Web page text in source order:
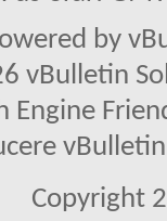
by
vBulletin
Engine
Copyright